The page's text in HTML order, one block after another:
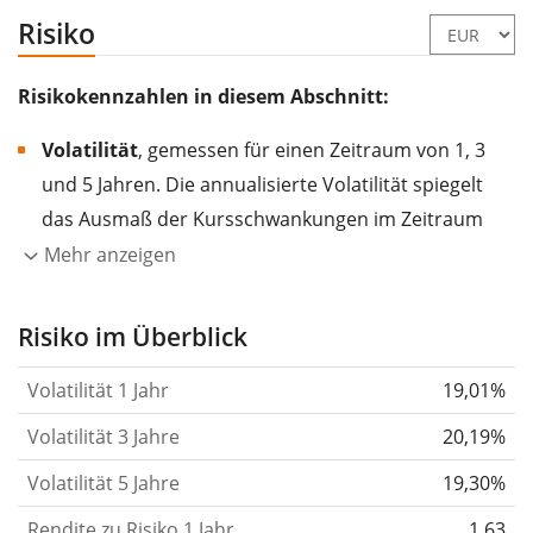
Risiko
Risikokennzahlen in diesem Abschnitt:
Volatilität, gemessen für einen Zeitraum von 1, 3
und 5 Jahren. Die annualisierte Volatilität spiegelt
das Ausmaß der Kursschwankungen im Zeitraum
eines Jahres wider.
Aktie, des ETF, usw.) in der Vergangenheit
gelten im Allgemeinen als risikoreicher. Wir
berechnen die Volatilität auf Basis der Daten der
letzten 1, 3 und 5 Jahre, damit du sehen kannst, ob
die Kursschwankungen im Laufe der Zeit stärker
Mehr anzeigen
Risiko im Überblick
Volatilität 1 Jahr
19,01%
Volatilität 3 Jahre
20,19%
Volatilität 5 Jahre
19,30%